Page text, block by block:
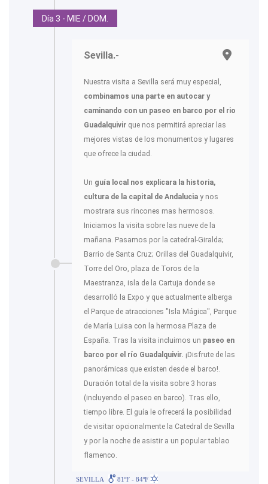
Día 3 - MIE / DOM.
Sevilla.-
Nuestra visita a Sevilla será muy especial,
combinamos una parte en autocar y
caminando con un paseo en barco por el rio
Guadalquivir que nos permitirá apreciar las
mejores vistas de los monumentos y lugares
que ofrece la ciudad.
Un guía local nos explicara la historia,
cultura de la capital de Andalucia y nos
mostrara sus rincones mas hermosos.
Iniciamos la visita sobre las nueve de la
mañana. Pasamos por la catedral-Giralda;
Barrio de Santa Cruz; Orillas del Guadalquivir,
Torre del Oro, plaza de Toros de la
Maestranza, isla de la Cartuja donde se
desarrolló la Expo y que actualmente alberga
el Parque de atracciones "Isla Mágica", Parque
de María Luisa con la hermosa Plaza de
España. Tras la visita incluimos un paseo en
barco por el río Guadalquivir. ¡Disfrute de las
panorámicas que existen desde el barco!.
Duración total de la visita sobre 3 horas
(incluyendo el paseo en barco). Tras ello,
tiempo libre. El guía le ofrecerá la posibilidad
de visitar opcionalmente la Catedral de Sevilla
y por la noche de asistir a un popular tablao
flamenco.
SEVILLA 81ºF - 84ºF